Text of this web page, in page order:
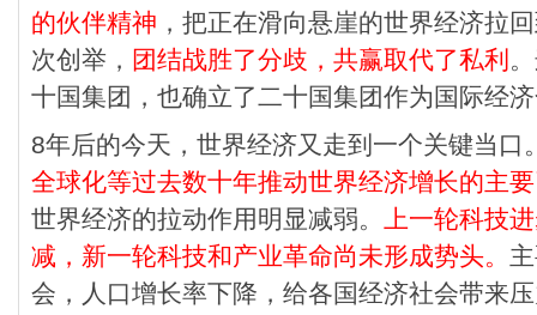
的伙伴精神 ，把正在滑向悬崖的世界经济拉
次创举， 团结战胜了分歧，共赢取代了私利
十国集团，也确立了二十国集团作为国际经
8年后的今天，世界经济又走到一个关键当口
全球化等过去数十年推动世界经济增长的主
世界经济的拉动作用明显减弱。
上一轮科技
减，新一轮科技和产业革命尚未形成势头。
会，人口增长率下降，给各国经济社会带来